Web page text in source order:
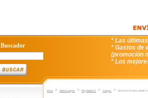
Buscador
* Las
* Gastos de
(promoción
* Los
Inicio > VideoJuegos > PlayStation 2 > Juegos > Socom U.S. Navy Seals